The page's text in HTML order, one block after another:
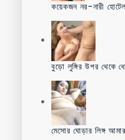
কয়েকজন নর-নারী
বুড়ো লুঙ্গির উপর থেকে
মেসোর ঘোড়ার লিঙ্গ